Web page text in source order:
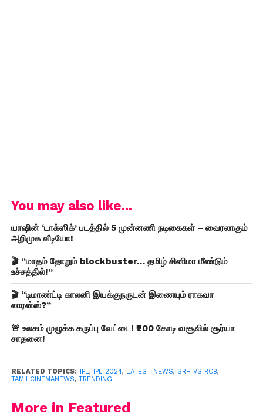
You may also like...
யாஷின் ‘டாக்ஸிக்’ படத்தில் 5 முன்னணி நடிகைகள் – வைரலாகும்
அறிமுக வீடியோ!
🎬 “மாதம் தோறும் blockbuster… தமிழ் சினிமா மீண்டும்
உச்சத்தில்!”
🎬 “டிமாண்ட்டி காலனி இயக்குநருடன் இணையும் ராகவா
லாரன்ஸ்?”
🚨 உலகம் முழுக்க கருப்பு வேட்டை! ₹200 கோடி வசூலில் சூர்யா
சாதனை!
RELATED TOPICS: IPL, IPL 2024, LATEST NEWS, SRH VS RCB,
TAMILCINEMANEWS, TRENDING
More in Featured